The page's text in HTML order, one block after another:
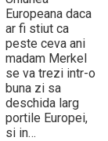
Europeana daca
ar fi stiut ca
peste ceva ani
madam Merkel
se va trezi intr-o
buna zi sa
deschida larg
portile Europei,
si in…